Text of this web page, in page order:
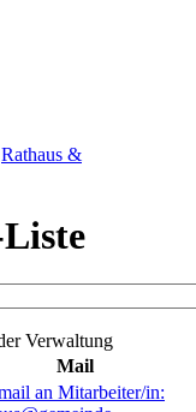
Rathaus &
Verwaltung
Mail